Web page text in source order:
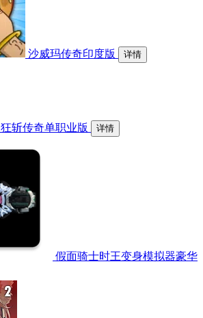
沙威玛传奇印度版 详情
狂斩传奇单职业版 详情
假面骑士时王变身模拟器豪华